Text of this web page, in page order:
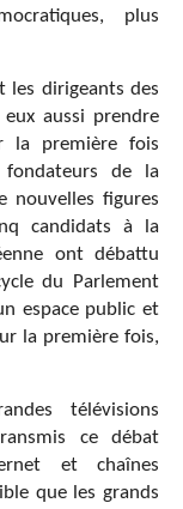
plus
les dirigeants des
aussi prendre
la première fois
de la
nouvelles figures
candidats à la
ont débattu
du Parlement
espace public et
la première fois,
télévisions
ce débat
et chaînes
que les grands